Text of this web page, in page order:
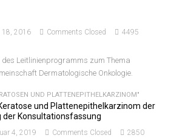
18, 2016 Comments Closed
4495
des Leitlinienprogramms zum Thema
Dermatologische Onkologie.
UND PLATTENEPITHELKARZINOM"
und Plattenepithelkarzinom der
der Konsultationsfassung
4, 2019 Comments Closed
2850